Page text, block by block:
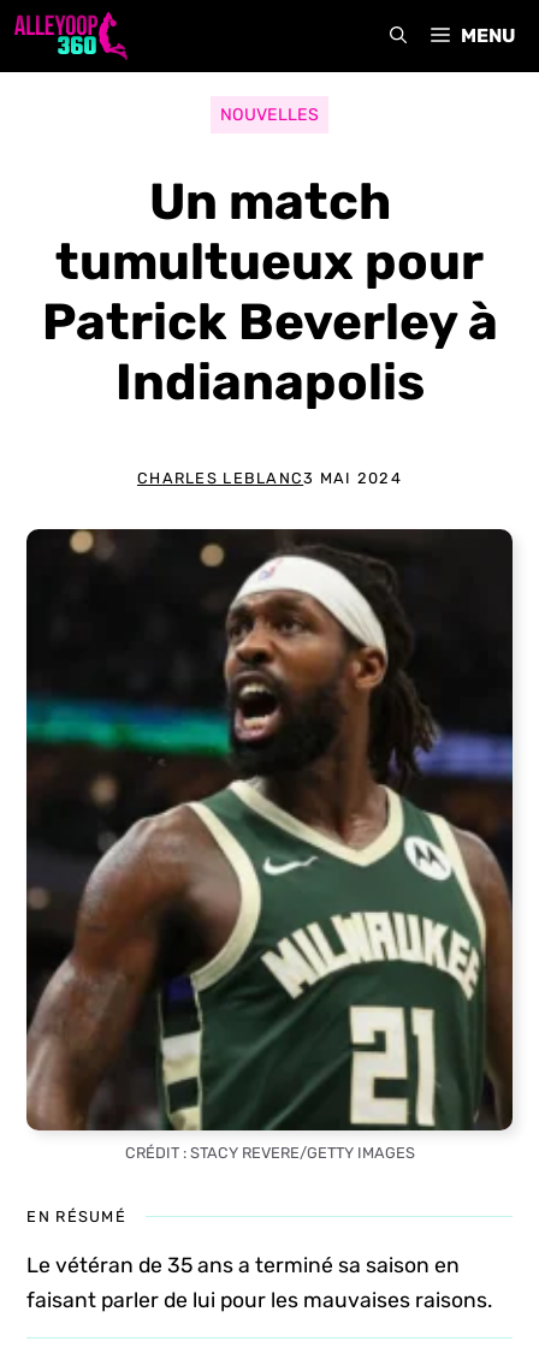
Aller
MENU
NOUVELLES
Un match
tumultueux pour
Patrick Beverley à
Indianapolis
CHARLES LEBLANC3 MAI 2024
CRÉDIT : STACY REVERE/GETTY IMAGES
EN RÉSUMÉ
Le vétéran de 35 ans a terminé sa saison en
faisant parler de lui pour les mauvaises raisons.